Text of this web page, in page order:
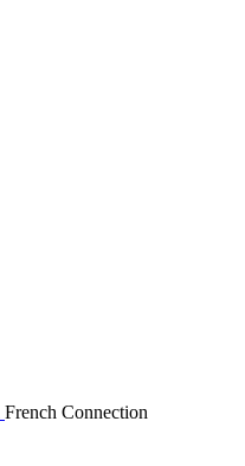
French Connection